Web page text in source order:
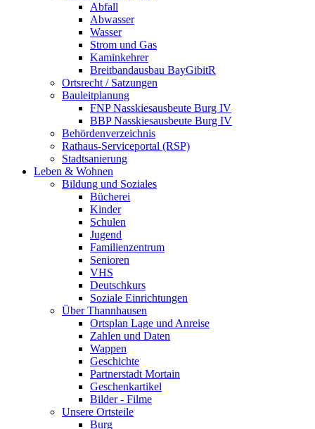
Abfall
Abwasser
Wasser
Strom und Gas
Kaminkehrer
Breitbandausbau BayGibitR
Ortsrecht / Satzungen
Bauleitplanung
FNP Nasskiesausbeute Burg IV
BBP Nasskiesausbeute Burg IV
Behördenverzeichnis
Rathaus-Serviceportal (RSP)
Stadtsanierung
Leben & Wohnen
Bildung und Soziales
Bücherei
Kinder
Schulen
Jugend
Familienzentrum
Senioren
VHS
Deutschkurs
Soziale Einrichtungen
Über Thannhausen
Ortsplan Lage und Anreise
Zahlen und Daten
Wappen
Geschichte
Partnerstadt Mortain
Geschenkartikel
Bilder - Filme
Unsere Ortsteile
Burg